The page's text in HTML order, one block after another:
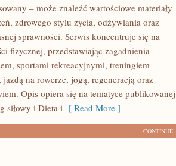
– może znaleźć wartościowe materiały
zdrowego stylu życia, odżywiania oraz
sprawności. Serwis koncentruje się na
fizycznej, przedstawiając zagadnienia
sportami rekreacyjnymi, treningiem
na rowerze, jogą, regeneracją oraz
Opis opiera się na tematyce publikowanej
siłowy i Dieta i [ Read More ]
CONTINUE